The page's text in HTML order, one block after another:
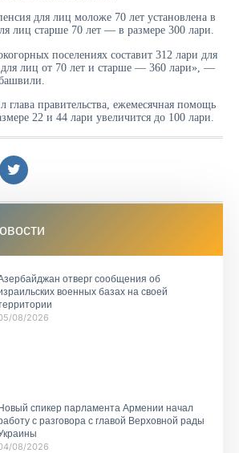
для лиц моложе 70 лет установлена в
лиц старше 70 лет — в размере 300 лари.
поселениях составит 312 лари для
лиц от 70 лет и старше — 360 лари», —
глава правительства, ежемесячная помощь
22 и 44 лари увеличится до 100 лари.
отверг сообщения об
военных базах на своей
08/2026
спикер парламента Армении начал
с разговора с главой Верховной рады
08/2026